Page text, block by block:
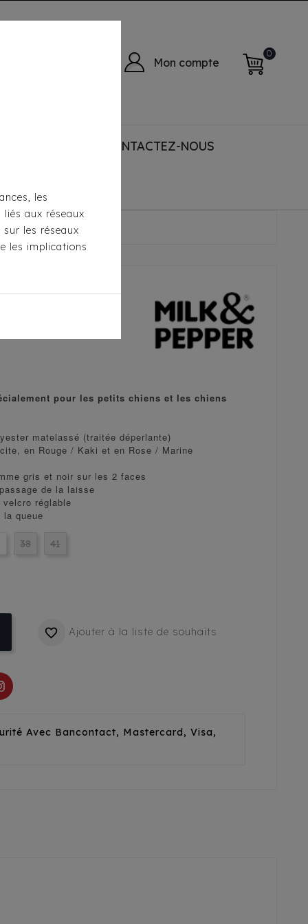
Mon compte
0
CONTACTEZ-NOUS
Jaune / Anthracite
Milk &
/
pour les petits chiens et les chiens
matelassé (traitée déperlante)
en Rouge / Kaki et en Rose / Marine
gris et noir sur les 2 faces
de la laisse
réglable
queue
38 41
 Ajouter à la liste de souhaits
Avec Bancontact, Mastercard, Visa,
les
aux réseaux
les réseaux
les implications